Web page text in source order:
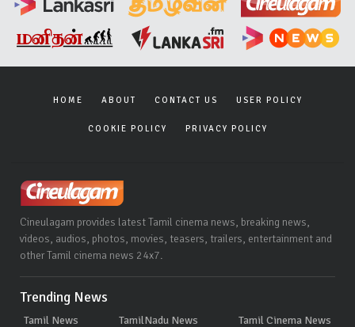
HOME ABOUT CONTACT US USER POLICY
COOKIE POLICY PRIVACY POLICY
Cineulagam provides latest Tamil cinema news, breaking news,
videos, audios, photos, movies, teasers, trailers, entertainment and
other Tamil cinema news 24x7.
Trending News
Tamil News TamilNadu News Tamil Cinema News